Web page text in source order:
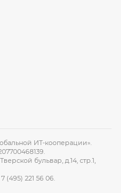
ИТ-кооперации».
бульвар, д.14, стр.1,
7 (495) 221 56 06.